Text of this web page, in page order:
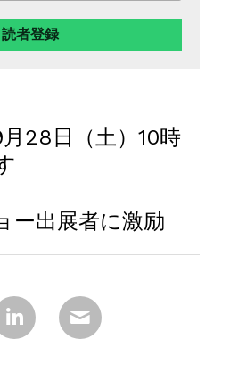
読者登録
28日（土）10時
ー出展者に激励